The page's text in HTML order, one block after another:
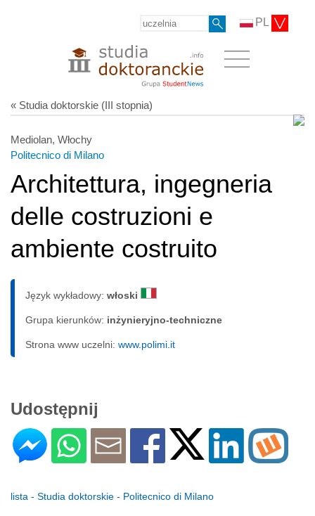
PL
« Studia doktorskie (III stopnia)
Mediolan, Włochy
Politecnico di Milano
Architettura, ingegneria
delle costruzioni e
ambiente costruito
Język wykładowy: włoski
Grupa kierunków: inżynieryjno-techniczne
Strona www uczelni: www.polimi.it
Udostępnij
lista - Studia doktorskie - Politecnico di Milano